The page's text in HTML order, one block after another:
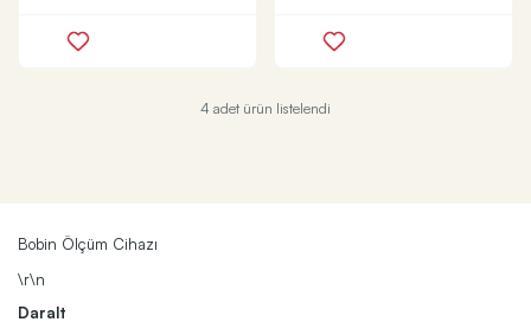
4 adet ürün listelendi
Bobin Ölçüm Cihazı
\r\n
Daralt